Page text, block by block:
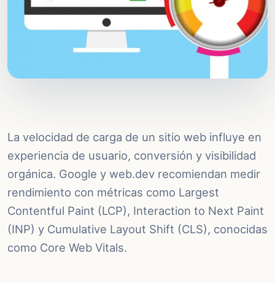
La velocidad de carga de un sitio web influye en
experiencia de usuario, conversión y visibilidad
orgánica. Google y web.dev recomiendan medir
rendimiento con métricas como Largest
Contentful Paint (LCP), Interaction to Next Paint
(INP) y Cumulative Layout Shift (CLS), conocidas
como Core Web Vitals.